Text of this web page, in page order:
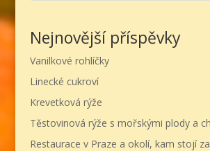
Nejnovější příspěvky
Vanilkové rohlíčky
Linecké cukroví
Krevetková rýže
Těstovinová rýže s mořskými plody a
Restaurace v Praze a okolí, kam stojí